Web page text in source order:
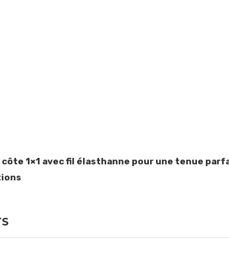
1×1 avec fil élasthanne pour une tenue